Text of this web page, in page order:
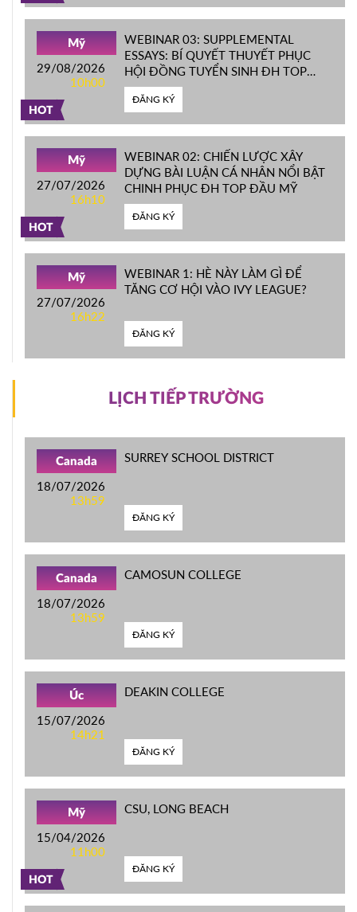
HOT
Mỹ
29/08/2026
10h00
WEBINAR 03: SUPPLEMENTAL
ESSAYS: BÍ QUYẾT THUYẾT PHỤC
HỘI ĐỒNG TUYỂN SINH ĐH TOP
ĐẦU MỸ
ĐĂNG KÝ
HOT
Mỹ
27/07/2026
16h10
WEBINAR 02: CHIẾN LƯỢC XÂY
DỰNG BÀI LUẬN CÁ NHÂN NỔI BẬT
CHINH PHỤC ĐH TOP ĐẦU MỸ
ĐĂNG KÝ
Mỹ
27/07/2026
16h22
WEBINAR 1: HÈ NÀY LÀM GÌ ĐỂ
TĂNG CƠ HỘI VÀO IVY LEAGUE?
ĐĂNG KÝ
LỊCH TIẾP TRƯỜNG
Canada
18/07/2026
13h59
SURREY SCHOOL DISTRICT
ĐĂNG KÝ
Canada
18/07/2026
13h59
CAMOSUN COLLEGE
ĐĂNG KÝ
Úc
15/07/2026
14h21
DEAKIN COLLEGE
ĐĂNG KÝ
HOT
Mỹ
15/04/2026
11h00
CSU, LONG BEACH
ĐĂNG KÝ